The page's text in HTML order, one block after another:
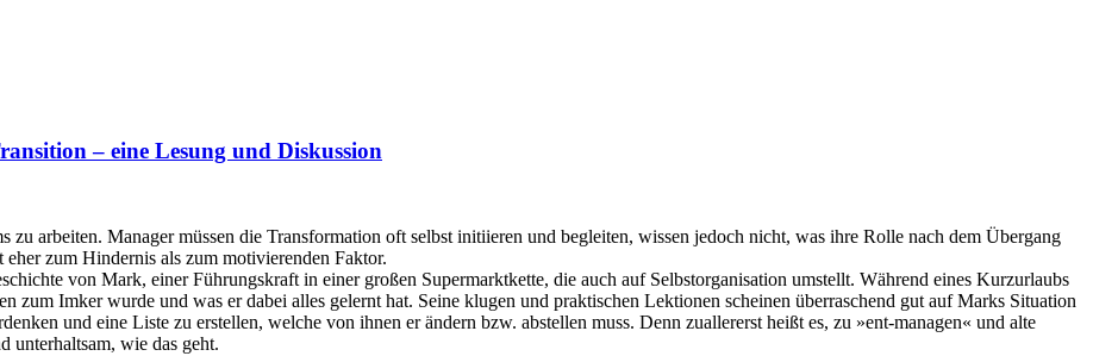
– eine Lesung und Diskussion
zu arbeiten. Manager müssen die Transformation oft selbst initiieren und begleiten, wissen jedoch nicht, was ihre Rolle nach dem Übergang
zum Hindernis als zum motivierenden Faktor.
von Mark, einer Führungskraft in einer großen Supermarktkette, die auch auf Selbstorganisation umstellt. Während eines Kurzurlaubs
zum Imker wurde und was er dabei alles gelernt hat. Seine klugen und praktischen Lektionen scheinen überraschend gut auf Marks Situation
und eine Liste zu erstellen, welche von ihnen er ändern bzw. abstellen muss. Denn zuallererst heißt es, zu »ent-managen« und alte
unterhaltsam, wie das geht.